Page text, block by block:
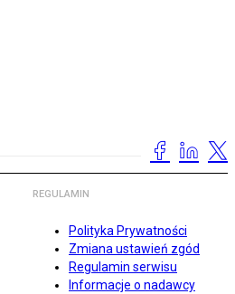
REGULAMIN
Polityka Prywatności
Zmiana ustawień zgód
Regulamin serwisu
Informacje o nadawcy